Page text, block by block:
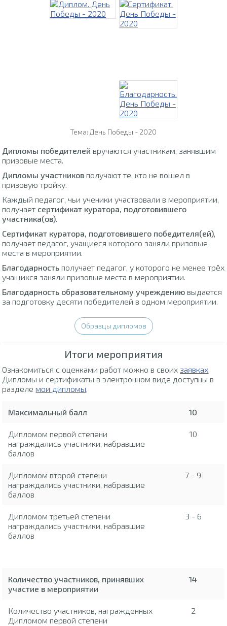
Тема: День Победы - 2020
Дипломы победителей вручаются участникам, занявшим
призовые места.
Дипломы участников получают те, кто не вошел в
призовую тройку.
Каждый педагог, чьи ученики участвовали в мероприятии,
получает сертификат куратора, подготовившего
участника(ов)
Сертификат куратора, подготовившего победителя(ей)
получает педагог, учащиеся которого заняли призовые
места в мероприятии.
Благодарность получает педагог, у которого не менее трёх
учащихся заняли призовые места в мероприятии.
Благодарность образовательному учреждению выдается
за подготовку десяти победителей в одном мероприятии.
Образцы дипломов
Итоги мероприятия
Ознакомиться с оценками работ можно в своих заявках.
Дипломы и сертификаты в электронном виде доступны в
разделемои дипломы.
Максимальный балл 10
Дипломом первой степени
награждались участники, набравшие
баллов
10
Дипломом второй степени
награждались участники, набравшие
баллов
7 - 9
Дипломом третьей степени
награждались участники, набравшие
баллов
3 - 6
Количество участников, принявших
участие в мероприятии
14
Количество участников, награжденных
Дипломом первой степени
2